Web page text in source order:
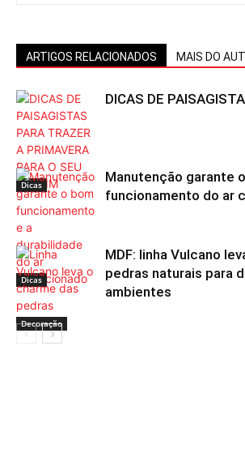
ARTIGOS RELACIONADOS MAIS DO
Dicas
DICAS DE
Dicas
Manutenção garante
funcionamento do ar
Decoração
MDF: linha Vulcano
pedras naturais para
ambientes